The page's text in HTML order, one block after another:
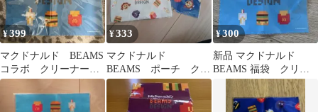
¥399
マクドナルド BEAMS
コラボ クリーナーク
ロス
¥333
マクドナルド
BEAMS ポーチ クリ
ーナークロス セット
¥300
新品 マクドナルド
BEAMS 福袋 クリー
ナークロス